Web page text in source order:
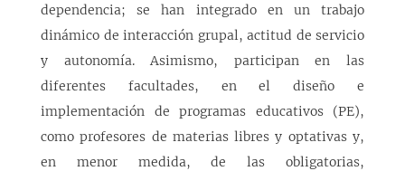
dependencia; se han integrado en un trabajo
dinámico de interacción grupal, actitud de servicio
y autonomía. Asimismo, participan en las
diferentes facultades, en el diseño e
implementación de programas educativos (PE),
como profesores de materias libres y optativas y,
en menor medida, de las obligatorias,